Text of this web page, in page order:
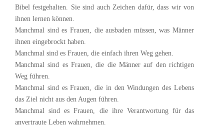
Bibel festgehalten. Sie sind auch Zeichen dafür, dass wir von
ihnen lernen können.
Manchmal sind es Frauen, die ausbaden müssen, was Männer
ihnen eingebrockt haben.
Manchmal sind es Frauen, die einfach ihren Weg gehen.
Manchmal sind es Frauen, die die Männer auf den richtigen
Weg führen.
Manchmal sind es Frauen, die in den Windungen des Lebens
das Ziel nicht aus den Augen führen.
Manchmal sind es Frauen, die ihre Verantwortung für das
anvertraute Leben wahrnehmen.